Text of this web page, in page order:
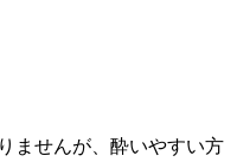
ませんが、酔いやすい方